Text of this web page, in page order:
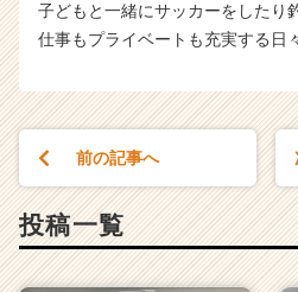
子どもと一緒にサッカーをしたり
仕事もプライベートも充実する日
前の記事へ
投稿一覧